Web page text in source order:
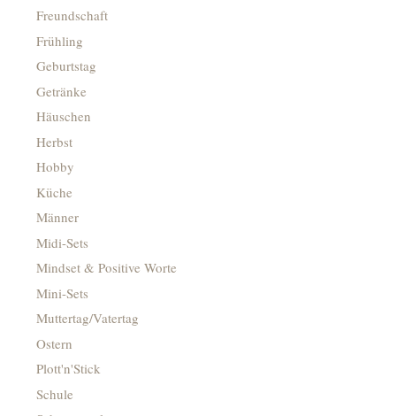
Freundschaft
Frühling
Geburtstag
Getränke
Häuschen
Herbst
Hobby
Küche
Männer
Midi-Sets
Mindset & Positive Worte
Mini-Sets
Muttertag/Vatertag
Ostern
Plott'n'Stick
Schule